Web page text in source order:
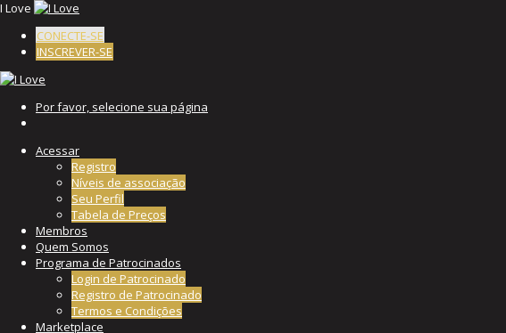
I Love
CONECTE-SE
INSCREVER-SE
Por favor, selecione sua página
Acessar
Registro
Níveis de associação
Seu Perfil
Tabela de Preços
Membros
Quem Somos
Programa de Patrocinados
Login de Patrocinado
Registro de Patrocinado
Termos e Condições
Marketplace